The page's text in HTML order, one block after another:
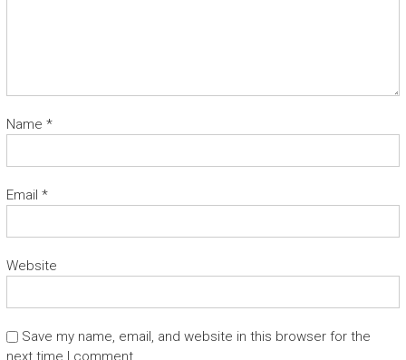
Name *
Email *
Website
Save my name, email, and website in this browser for the
next time I comment.